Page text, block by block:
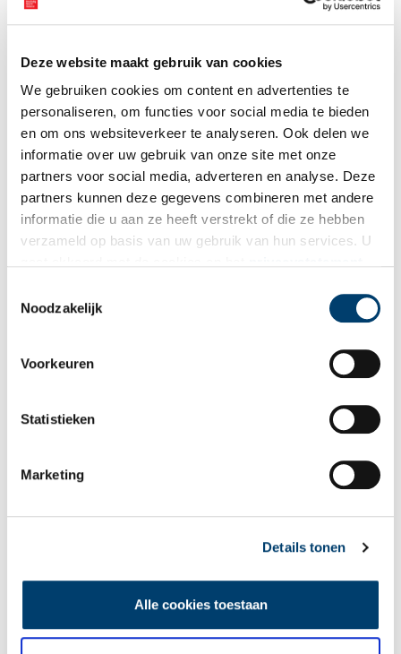
Deze website maakt gebruik van cookies
We gebruiken cookies om content en advertenties te
personaliseren, om functies voor social media te bieden
en om ons websiteverkeer te analyseren. Ook delen we
informatie over uw gebruik van onze site met onze
partners voor social media, adverteren en analyse. Deze
partners kunnen deze gegevens combineren met andere
informatie die u aan ze heeft verstrekt of die ze hebben
verzameld op basis van uw gebruik van hun services. U
Noodzakelijk
Voorkeuren
Statistieken
Marketing
Details tonen
Alle cookies toestaan
Speciaal voor deze treinverbinding wordt in 1843 een eerste
station in Utrecht geopend.
In 1874 volgt de Oosterspoorweg van Amsterdam naar het oosten
van Nederland. De lijn wordt aangelegd door de Hollandsche
IJzeren Spoorweg-Maatschappij. Het traject tussen Amsterdam en
Amersfoort, dat ook wel de ‘Gooilijn’ wordt genoemd, wordt op 10
juni 1874 geopend. Ditzelfde jaar wordt ook de zijtak van
Hilversum naar Utrecht Maliebaan en Utrecht Lunetten in gebruik
genomen. Bij de opening van het eerste gedeelte van de lijn in
1874 komen er ook stations in Weesp,Naarden-Bussum
Hilversumen Baarn. Het tweede traject tussen Amersfoort en
Zutphen volgt in 1876.
Perronoverkapping Station Hilversum
Station Haarlem: de eerste spoorlijn van Nederland
Bekijk kalender